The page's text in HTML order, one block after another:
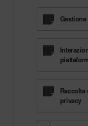
Gestione
Raccolta
privacy